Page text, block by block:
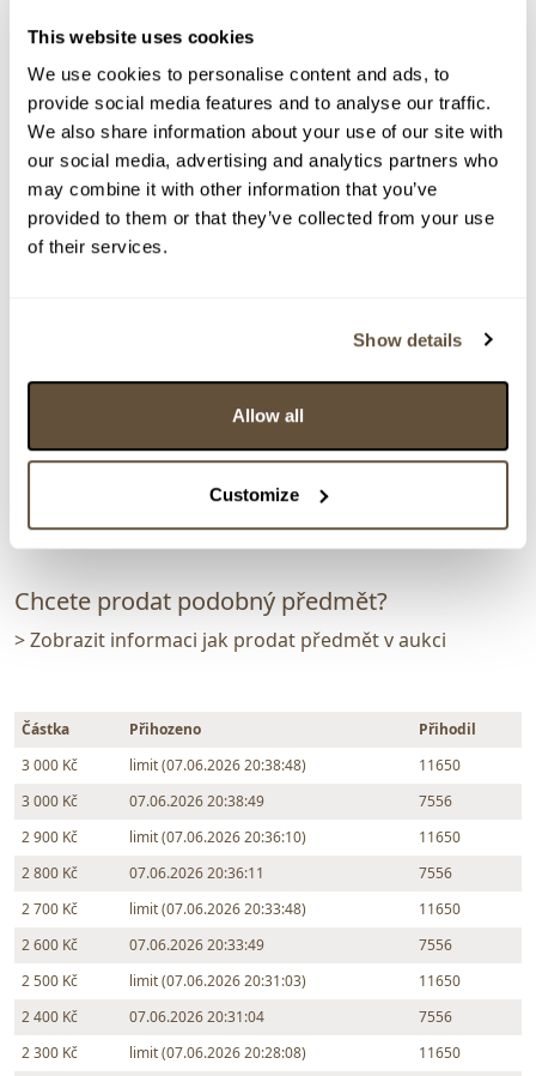
This website uses cookies
We use cookies to personalise content and ads, to
provide social media features and to analyse our traffic.
We also share information about your use of our site with
our social media, advertising and analytics partners who
may combine it with other information that you’ve
provided to them or that they’ve collected from your use
of their services.
Show details
Allow all
Customize
> Zobrazit detail položky a informace o autorovi
> zpět na aukční výsledky
VYDRAŽENO VELKÝ FORMÁT
19. století
Dražba ukončena:
07.06.2026 20:41:00
vydraženo za:
3 000 Kč
Zpět na aukční výsledky
Chcete prodat podobný předmět?
> Zobrazit informaci jak prodat předmět v aukci
Částka Přihozeno
Přihodil
3 000 Kč
limit (07.06.2026 20:38:48)
11650
3 000 Kč
07.06.2026 20:38:49
7556
2 900 Kč
limit (07.06.2026 20:36:10)
11650
2 800 Kč
07.06.2026 20:36:11
7556
2 700 Kč
limit (07.06.2026 20:33:48)
11650
2 600 Kč
07.06.2026 20:33:49
7556
2 500 Kč
limit (07.06.2026 20:31:03)
11650
2 400 Kč
07.06.2026 20:31:04
7556
2 300 Kč
limit (07.06.2026 20:28:08) 11650